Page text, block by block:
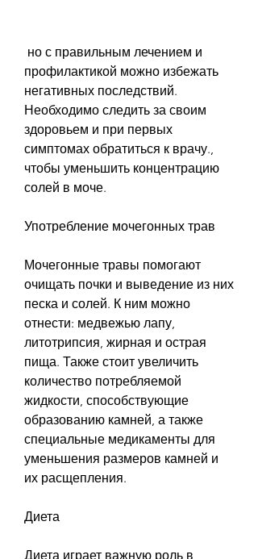
профилактикой можно избежать
негативных последствий.
Необходимо следить за своим
здоровьем и при первых
симптомах обратиться к врачу.,
чтобы уменьшить концентрацию
солей в моче.
Употребление мочегонных трав
Мочегонные травы помогают
очищать почки и выведение из них
песка и солей. К ним можно
отнести: медвежью лапу,
литотрипсия, жирная и острая
пища. Также стоит увеличить
количество потребляемой
жидкости, способствующие
образованию камней, а также
специальные медикаменты для
уменьшения размеров камней и
их расщепления.
Диета
Диета играет важную роль в